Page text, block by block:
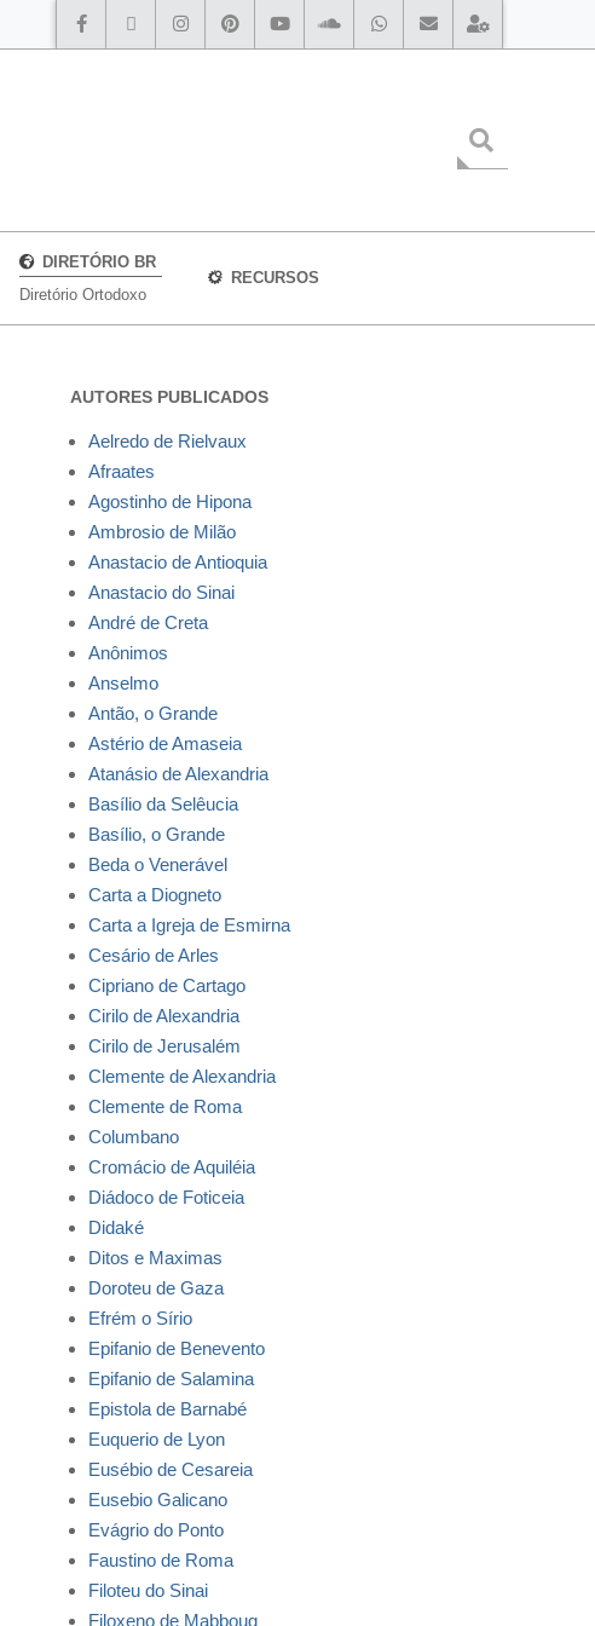
DIRETÓRIO BR
Diretório Ortodoxo
RECURSOS
AUTORES PUBLICADOS
Aelredo de Rielvaux
Afraates
Agostinho de Hipona
Ambrosio de Milão
Anastacio de Antioquia
Anastacio do Sinai
André de Creta
Anônimos
Anselmo
Antão, o Grande
Astério de Amaseia
Atanásio de Alexandria
Basílio da Selêucia
Basílio, o Grande
Beda o Venerável
Carta a Diogneto
Carta a Igreja de Esmirna
Cesário de Arles
Cipriano de Cartago
Cirilo de Alexandria
Cirilo de Jerusalém
Clemente de Alexandria
Clemente de Roma
Columbano
Cromácio de Aquiléia
Diádoco de Foticeia
Didaké
Ditos e Maximas
Doroteu de Gaza
Efrém o Sírio
Epifanio de Benevento
Epifanio de Salamina
Epistola de Barnabé
Euquerio de Lyon
Eusébio de Cesareia
Eusebio Galicano
Evágrio do Ponto
Faustino de Roma
Filoteu do Sinai
Filoxeno de Mabboug